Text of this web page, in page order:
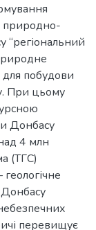
природно-
“регіональний
для побудови
При цьому
Донбасу
4 млн
(ТГС)
перевищує